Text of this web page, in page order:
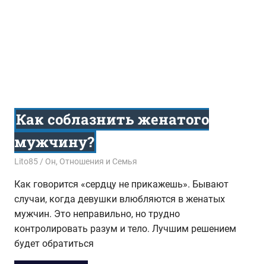
Как соблазнить женатого
мужчину?
07.07.2018
Lito85 Он, Отношения и Семья
Как говорится «сердцу не прикажешь». Бывают
случаи, когда девушки влюбляются в женатых
мужчин. Это неправильно, но трудно
контролировать разум и тело. Лучшим решением
будет обратиться